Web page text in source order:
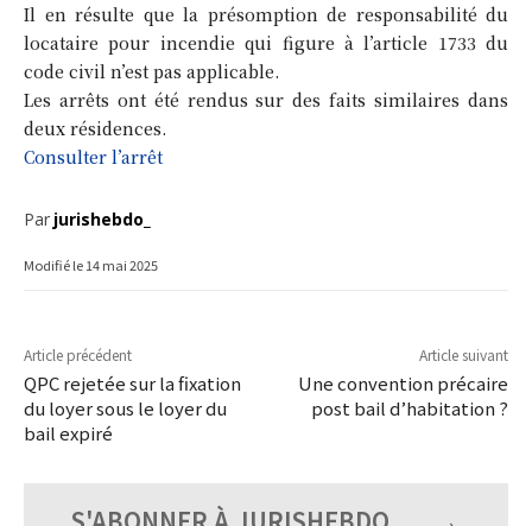
Il en résulte que la présomption de responsabilité du
locataire pour incendie qui figure à l’article 1733 du
code civil n’est pas applicable.
Les arrêts ont été rendus sur des faits similaires dans
deux résidences.
Consulter l’arrêt
Par jurishebdo_
Modifié le14 mai 2025
Article précédent
QPC rejetée sur la fixation
du loyer sous le loyer du
bail expiré
Article suivant
Une convention précaire
post bail d’habitation ?